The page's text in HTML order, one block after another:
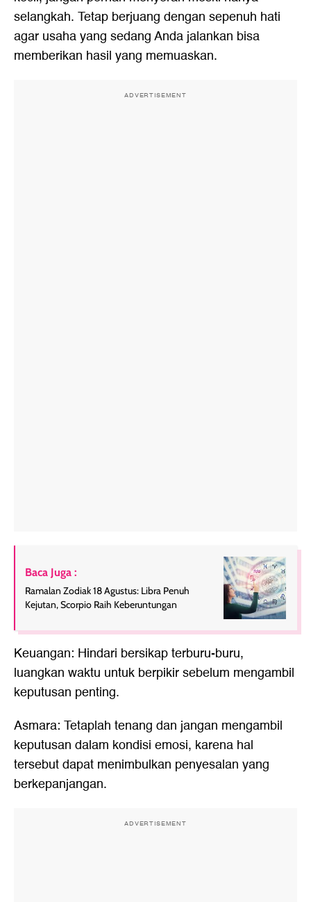
selangkah. Tetap berjuang dengan sepenuh hati
agar usaha yang sedang Anda jalankan bisa
memberikan hasil yang memuaskan.
ADVERTISEMENT
Baca Juga :
Ramalan Zodiak 18 Agustus: Libra Penuh
Kejutan, Scorpio Raih Keberuntungan
Keuangan: Hindari bersikap terburu-buru,
luangkan waktu untuk berpikir sebelum mengambil
keputusan penting.
Asmara: Tetaplah tenang dan jangan mengambil
keputusan dalam kondisi emosi, karena hal
tersebut dapat menimbulkan penyesalan yang
berkepanjangan.
ADVERTISEMENT